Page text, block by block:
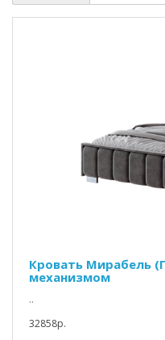
Кровать Мирабель
механизмом
..
32858p.